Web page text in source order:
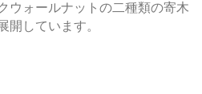
ウォールナットの二種類の寄木
開しています。